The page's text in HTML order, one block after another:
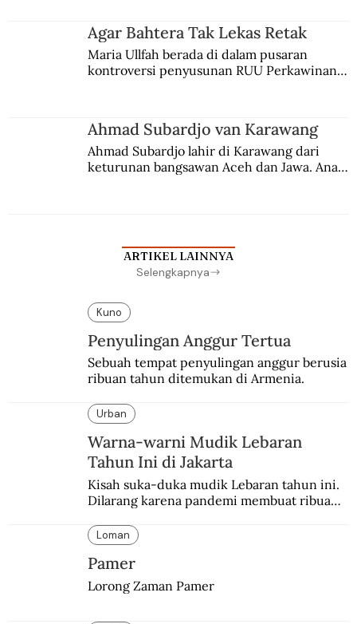
Agar Bahtera Tak Lekas Retak
Maria Ullfah berada di dalam pusaran
kontroversi penyusunan RUU Perkawinan.
Ahmad Subardjo van Karawang
Ahmad Subardjo lahir di Karawang dari
keturunan bangsawan Aceh dan Jawa. Anak
ARTIKEL LAINNYA
Selengkapnya
Kuno
Penyulingan Anggur Tertua
Sebuah tempat penyulingan anggur berusia
ribuan tahun ditemukan di Armenia.
Urban
Warna-warni Mudik Lebaran
Tahun Ini di Jakarta
Kisah suka-duka mudik Lebaran tahun ini.
Dilarang karena pandemi membuat ribuan
kampung lebih awal.
Loman
Pamer
Lorong Zaman Pamer